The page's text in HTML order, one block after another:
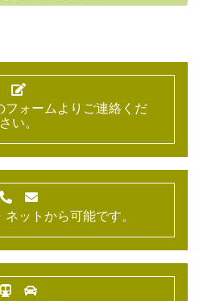
フォームよりご連絡くだ
さい。
ットから可能です。